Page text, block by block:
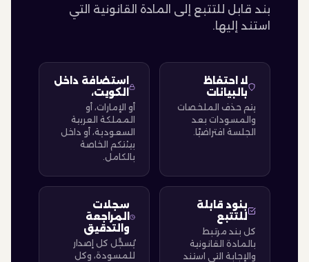
بند قابل للتتبع إلى المادة القانونية التي
استند إليها.
لا احتفاظ
بالبيانات
يتم حذف الملخصات
والمسودات بعد
الجلسة افتراضيًا.
استضافة داخل
الكويت،
أو الإمارات، أو
المملكة العربية
السعودية، أو داخل
بيئتكم الخاصة
بالكامل.
بنود قابلة
للتتبع
كل بند مرتبط
بالمادة القانونية
والإجابة التي استند
سجلات
المراجعة
والتدقيق
يُسجَّل كل إصدار
للمسودة، وكل